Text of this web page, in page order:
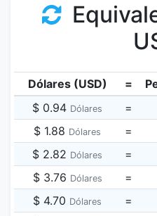
Dólares (USD) =
$ 0.94 Dólares =
$ 1.88 Dólares =
$ 2.82 Dólares =
$ 3.76 Dólares =
$ 4.70 Dólares =